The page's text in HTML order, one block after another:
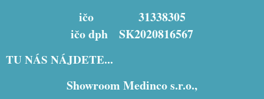
ičo 31338305
ičo dph SK2020816567
TU NÁS NÁJDETE...
Showroom Medinco s.r.o.,